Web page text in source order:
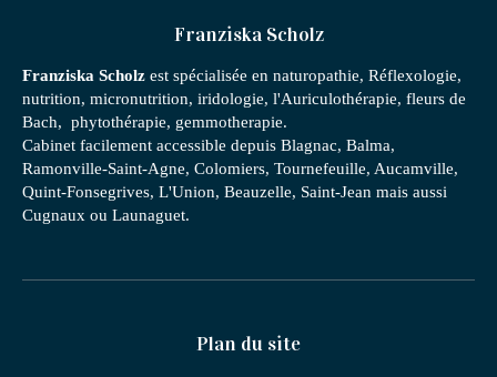
Franziska Scholz
Franziska Scholz est spécialisée en naturopathie, Réflexologie,
nutrition, micronutrition, iridologie, l'Auriculothérapie, fleurs de
Bach, phytothérapie, gemmotherapie.
Cabinet facilement accessible depuis Blagnac, Balma,
Ramonville-Saint-Agne, Colomiers, Tournefeuille, Aucamville,
Quint-Fonsegrives, L'Union, Beauzelle, Saint-Jean mais aussi
Cugnaux ou Launaguet.
Plan du site